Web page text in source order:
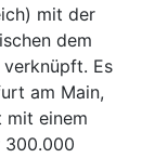
mit der
dem
Es
am Main,
mit einem
300.000